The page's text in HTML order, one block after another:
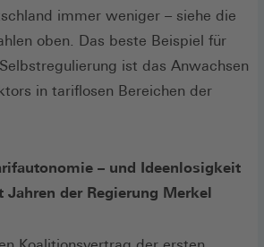
immer weniger – siehe die
oben. Das beste Beispiel für
ist das Anwachsen
in tariflosen Bereichen der
– und Ideenlosigkeit
Jahren der Regierung Merkel
(Öffnet